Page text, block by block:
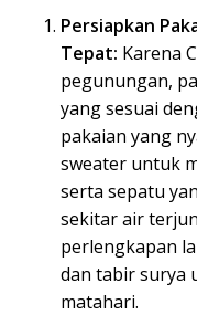
Persiapkan
Tepat: Karena
pegunungan,
yang sesuai
pakaian yang
sweater untuk
serta sepatu
sekitar air
perlengkapan
dan tabir surya
matahari.